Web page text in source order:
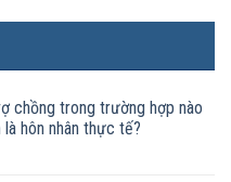
chồng trong trường hợp nào
hôn nhân thực tế?